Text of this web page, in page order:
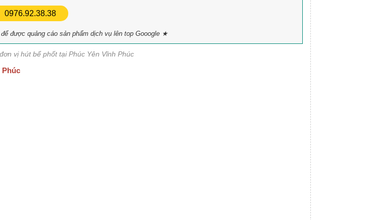
0976.92.38.38
được quảng cáo sản phẩm dịch vụ lên top Gooogle ★
vị hút bể phốt tại Phúc Yên Vĩnh Phúc
Phúc